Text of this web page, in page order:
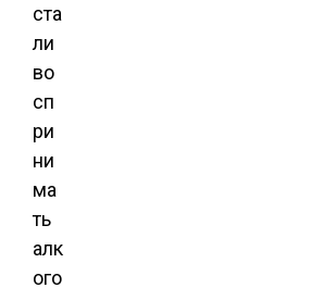
ста
ли
во
сп
ри
ни
ма
ть
алк
ого